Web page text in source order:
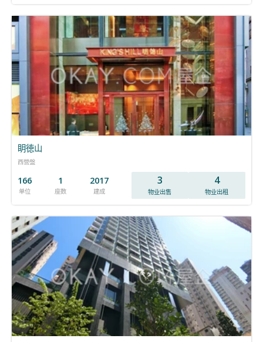
眀徳山
西營盤
166
单位
1
座数
2017
建成
3
物业出售
4
物业出租